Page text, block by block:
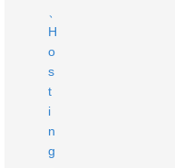
H
o
s
t
i
n
g